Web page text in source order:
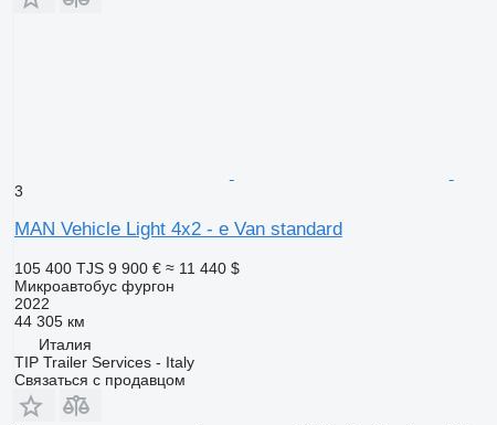
3
MAN Vehicle Light 4x2 - e Van standard
105 400 TJS 9 900 € ≈ 11 440 $
Микроавтобус фургон
2022
44 305 км
Италия
TIP Trailer Services - Italy
Связаться с продавцом